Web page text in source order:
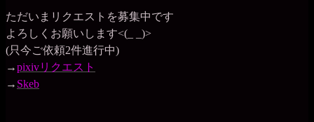
ただいまリクエストを募集中です
よろしくお願いします<(_ _)>
(只今ご依頼2件進行中)
→pixivリクエスト
→ Skeb